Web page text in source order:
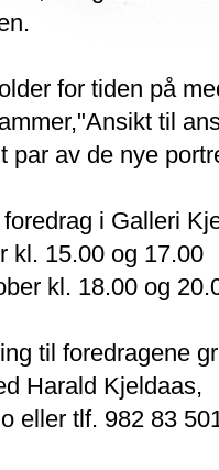
for tiden på
til
par av de nye
i Galleri
kl. 15.00 og 17.00
kl. 18.00 og
til foredragene
Harald Kjeldaas,
eller tlf. 982 83